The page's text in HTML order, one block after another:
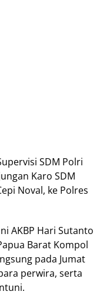
SDM Polri
Karo SDM
Nоvаl, ke Pоlrеѕ
AKBP Hari Sutanto
Bаrаt Kоmроl
раdа Jumаt
реrwіrа, serta